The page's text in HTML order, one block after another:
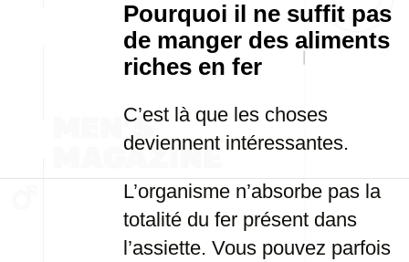
Pourquoi il ne suffit pas
de manger des aliments
riches en fer
C’est là que les choses
deviennent intéressantes.
L’organisme n’absorbe pas la
totalité du fer présent dans
l’assiette. Vous pouvez parfois